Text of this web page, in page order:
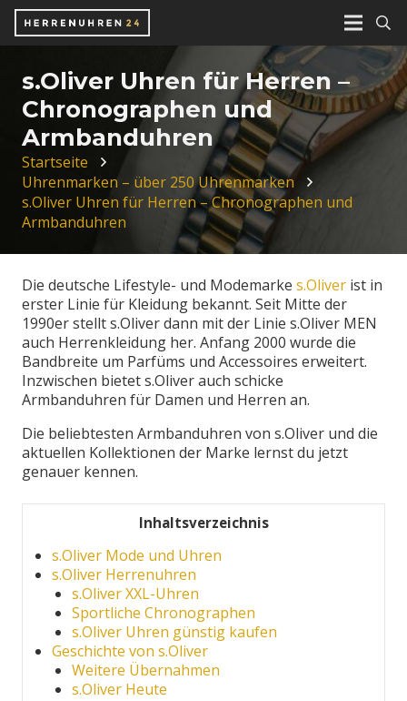
s.Oliver Uhren für Herren –
Chronographen und
Armbanduhren
Startseite
Uhrenmarken – über 250 Uhrenmarken
s.Oliver Uhren für Herren – Chronographen und
Armbanduhren
Die deutsche Lifestyle- und Modemarke s.Oliver ist in
erster Linie für Kleidung bekannt. Seit Mitte der
1990er stellt s.Oliver dann mit der Linie s.Oliver MEN
auch Herrenkleidung her. Anfang 2000 wurde die
Bandbreite um Parfüms und Accessoires erweitert.
Inzwischen bietet s.Oliver auch schicke
Armbanduhren für Damen und Herren an.
Die beliebtesten Armbanduhren von s.Oliver und die
aktuellen Kollektionen der Marke lernst du jetzt
genauer kennen.
Inhaltsverzeichnis
s.Oliver Mode und Uhren
s.Oliver Herrenuhren
s.Oliver XXL-Uhren
Sportliche Chronographen
s.Oliver Uhren günstig kaufen
Geschichte von s.Oliver
Weitere Übernahmen
s.Oliver Heute